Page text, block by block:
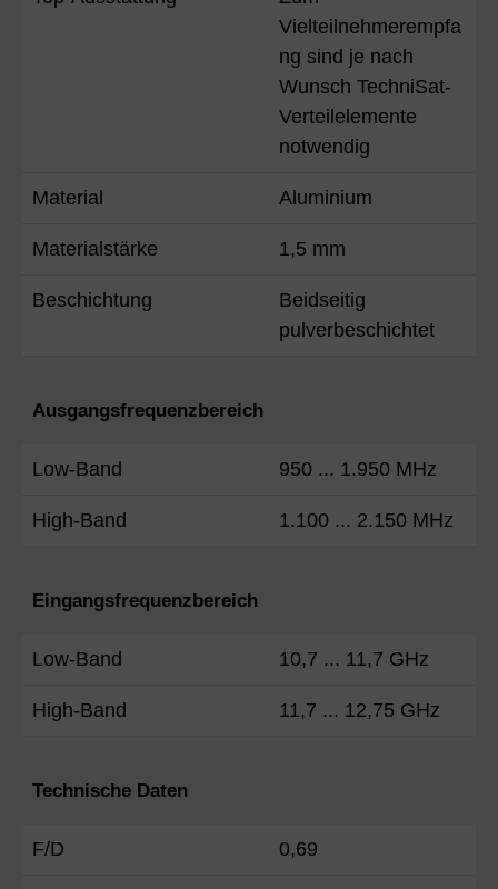
Vielteilnehmerempfa
ng sind je nach
Wunsch TechniSat-
Verteilelemente
notwendig
Material Aluminium
Materialstärke 1,5 mm
Beschichtung
Beidseitig
pulverbeschichtet
Ausgangsfrequenzbereich
Low-Band 950 ... 1.950 MHz
High-Band 1.100 ... 2.150 MHz
Eingangsfrequenzbereich
Low-Band 10,7 ... 11,7 GHz
High-Band 11,7 ... 12,75 GHz
Technische Daten
F/D 0,69